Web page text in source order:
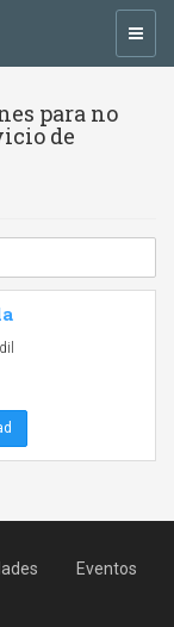
para no
de
Eventos